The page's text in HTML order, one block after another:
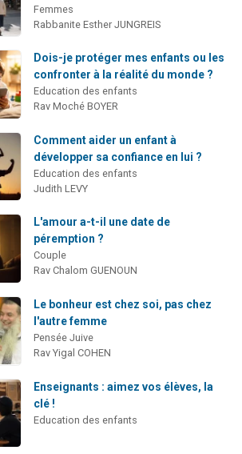
Femmes
Rabbanite Esther JUNGREIS
Dois-je protéger mes enfants ou les
confronter à la réalité du monde ?
Education des enfants
Rav Moché BOYER
Comment aider un enfant à
développer sa confiance en lui ?
Education des enfants
Judith LEVY
L'amour a-t-il une date de
péremption ?
Couple
Rav Chalom GUENOUN
Le bonheur est chez soi, pas chez
l'autre femme
Pensée Juive
Rav Yigal COHEN
Enseignants : aimez vos élèves, la
clé !
Education des enfants